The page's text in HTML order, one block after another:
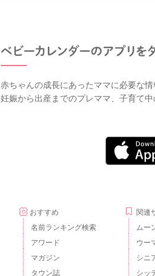
赤ちゃんの成長にあったママに必要な情
妊娠から出産までのプレママ、子育て
おすすめ
名前ランキング検索
アワード
マガジン
タウン誌
関連
ムー
ウー
シニ
シッ